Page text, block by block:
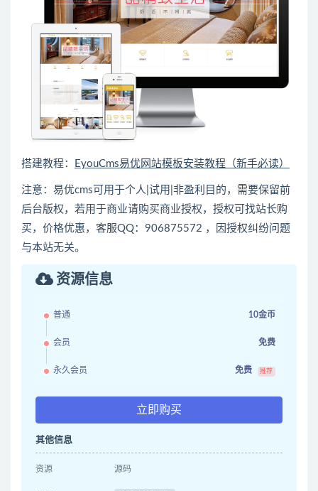
搭建教程： EyouCms易优网站模板安装教程（新手必读）
注意：易优cms可用于个人|试用|非盈利目的，需要保留前
后台版权，若用于商业请购买商业授权，授权可找站长购
买，价格优惠，客服QQ：906875572 ，因授权纠纷问题
与本站无关。
资源信息
普通 10金币
会员 免费
永久会员 免费 推荐
立即购买
其他信息
资源 源码